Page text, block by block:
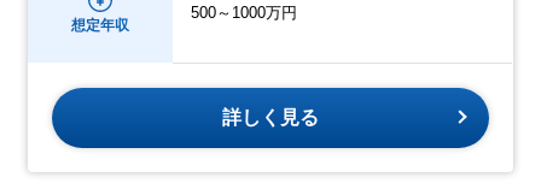
想定年収
500～1000万円
詳しく見る